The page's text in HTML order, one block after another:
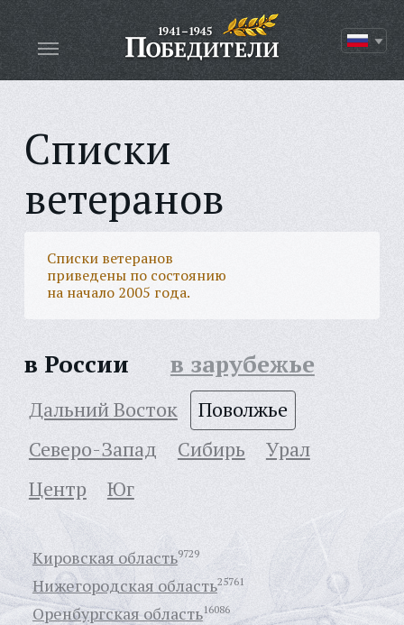
Списки
ветеранов
Списки ветеранов
приведены по состоянию
на начало 2005 года.
в России в зарубежье
Дальний Восток
Поволжье
Северо-Запад
Сибирь
Урал
Центр
Юг
Кировская область9729
Нижегородская область25761
Оренбургская область16086